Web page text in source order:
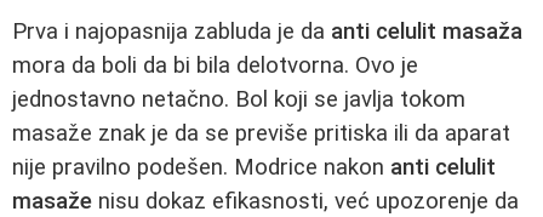
Prva i najopasnija zabluda je da anti celulit masaža
mora da boli da bi bila delotvorna. Ovo je
jednostavno netačno. Bol koji se javlja tokom
masaže znak je da se previše pritiska ili da aparat
nije pravilno podešen. Modrice nakon anti celulit
masaže nisu dokaz efikasnosti, već upozorenje da